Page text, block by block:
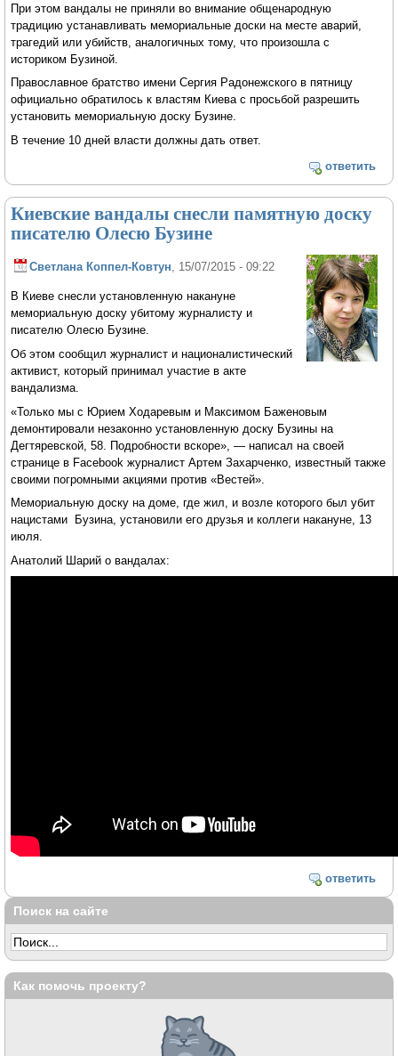
При этом вандалы не приняли во внимание общенародную
традицию устанавливать мемориальные доски на месте аварий,
трагедий или убийств, аналогичных тому, что произошла с
историком Бузиной.
Православное братство имени Сергия Радонежского в пятницу
официально обратилось к властям Киева с просьбой разрешить
установить мемориальную доску Бузине.
В течение 10 дней власти должны дать ответ.
ответить
Киевские вандалы снесли памятную доску
писателю Олесю Бузине
Светлана Коппел-Ковтун, 15/07/2015 - 09:22
В Киеве снесли установленную накануне
мемориальную доску убитому журналисту и
писателю Олесю Бузине.
Об этом сообщил журналист и националистический
активист, который принимал участие в акте
вандализма.
«Только мы с Юрием Ходаревым и Максимом Баженовым
демонтировали незаконно установленную доску Бузины на
Дегтяревской, 58. Подробности вскоре», — написал на своей
странице в Facebook журналист Артем Захарченко, известный также
своими погромными акциями против «Вестей».
Мемориальную доску на доме, где жил, и возле которого был убит
нацистами Бузина, установили его друзья и коллеги накануне, 13
июля.
Анатолий Шарий о вандалах:
ответить
Поиск на сайте
Как помочь проекту?